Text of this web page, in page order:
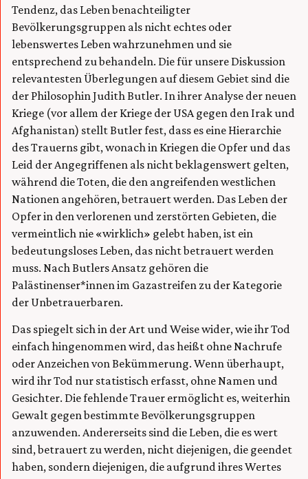
Tendenz, das Leben benachteiligter
Bevölkerungsgruppen als nicht echtes oder
lebenswertes Leben wahrzunehmen und sie
entsprechend zu behandeln. Die für unsere Diskussion
relevantesten Überlegungen auf diesem Gebiet sind die
der Philosophin Judith Butler. In ihrer Analyse der neuen
Kriege (vor allem der Kriege der USA gegen den Irak und
Afghanistan) stellt Butler fest, dass es eine Hierarchie
des Trauerns gibt, wonach in Kriegen die Opfer und das
Leid der Angegriffenen als nicht beklagenswert gelten,
während die Toten, die den angreifenden westlichen
Nationen angehören, betrauert werden. Das Leben der
Opfer in den verlorenen und zerstörten Gebieten, die
vermeintlich nie «wirklich» gelebt haben, ist ein
bedeutungsloses Leben, das nicht betrauert werden
muss. Nach Butlers Ansatz gehören die
Palästinenser*innen im Gazastreifen zu der Kategorie
der Unbetrauerbaren.
Das spiegelt sich in der Art und Weise wider, wie ihr Tod
einfach hingenommen wird, das heißt ohne Nachrufe
oder Anzeichen von Bekümmerung. Wenn überhaupt,
wird ihr Tod nur statistisch erfasst, ohne Namen und
Gesichter. Die fehlende Trauer ermöglicht es, weiterhin
Gewalt gegen bestimmte Bevölkerungsgruppen
anzuwenden. Andererseits sind die Leben, die es wert
sind, betrauert zu werden, nicht diejenigen, die geendet
haben, sondern diejenigen, die aufgrund ihres Wertes